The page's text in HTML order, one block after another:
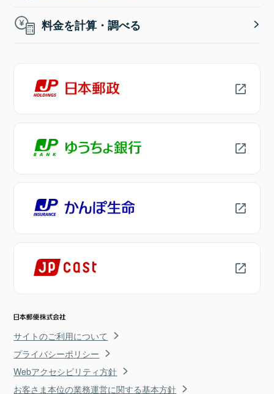
料金を計算・調べる
サイトのご利用について
プライバシーポリシー
Webアクセシビリティ方針
お客さま本位の業務運営に関する基本方針